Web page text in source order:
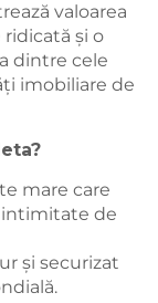
valoarea
și o
dintre cele
imobiliare de
mare care
intimitate de
și securizat